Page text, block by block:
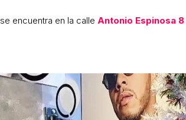
se encuentra en la calle Antonio Espinosa 8